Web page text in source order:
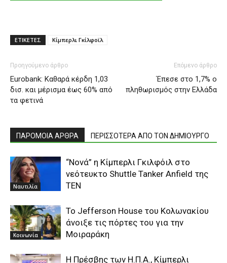
ΕΤΙΚΕΤΕΣ Κίμπερλι Γκίλφοϊλ
Προηγούμενο άρθρο
Eurobank: Καθαρά κέρδη 1,03
δισ. και μέρισμα έως 60% από
τα φετινά
Επόμενο άρθρο
Έπεσε στο 1,7% ο
πληθωρισμός στην Ελλάδα
ΠΑΡΟΜΟΙΑ ΑΡΘΡΑ ΠΕΡΙΣΣΟΤΕΡΑ ΑΠΟ ΤΟΝ ΔΗΜΙΟΥΡΓΟ
Ναυτιλία
“Νονά” η Κίμπερλι Γκιλφόιλ στο
νεότευκτο Shuttle Tanker Anfield της
ΤΕΝ
Κοινωνία
Το Jefferson House του Κολωνακίου
άνοιξε τις πόρτες του για την
Μοιραράκη
H Πρέσβης των Η.Π.Α., Κίμπερλι